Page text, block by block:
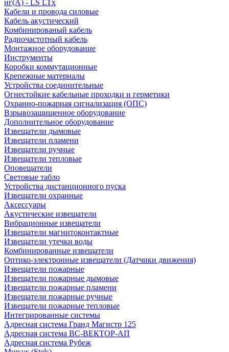
нг(А) - LS LTx
Кабели и провода силовые
Кабель акустический
Комбинированый кабель
Радиочастотный кабель
Монтажное оборудование
Инструменты
Коробки коммутационные
Крепежные материалы
Устройства соединительные
Огнестойкие кабельные проходки и герметики
Охранно-пожарная сигнализация (ОПС)
Взрывозащищенное оборудование
Дополнительное оборудование
Извещатели дымовые
Извещатели пламени
Извещатели ручные
Извещатели тепловые
Оповещатели
Световые табло
Устройства дистанционного пуска
Извещатели охранные
Аксессуары
Акустические извещатели
Вибрационные извещатели
Извещатели магнитоконтактные
Извещатели утечки воды
Комбинированные извещатели
Оптико-электронные извещатели (Датчики движения)
Извещатели пожарные
Извещатели пожарные дымовые
Извещатели пожарные пламени
Извещатели пожарные ручные
Извещатели пожарные тепловые
Интегрированные системы
Адресная система Гранд Магистр 125
Адресная система ВС-ВЕКТОР-АП
Адресная система Рубеж